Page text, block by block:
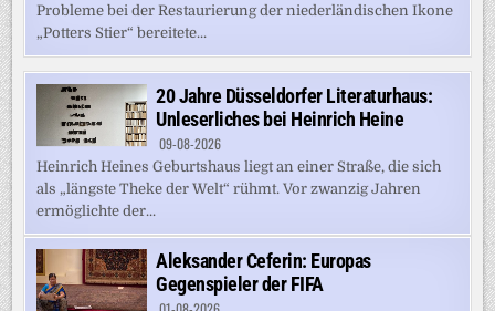
Probleme bei der Restaurierung der niederländischen Ikone
„Potters Stier“ bereitete...
20 Jahre Düsseldorfer Literaturhaus:
Unleserliches bei Heinrich Heine
09-08-2026
Heinrich Heines Geburtshaus liegt an einer Straße, die sich
als „längste Theke der Welt“ rühmt. Vor zwanzig Jahren
ermöglichte der...
Aleksander Ceferin: Europas
Gegenspieler der FIFA